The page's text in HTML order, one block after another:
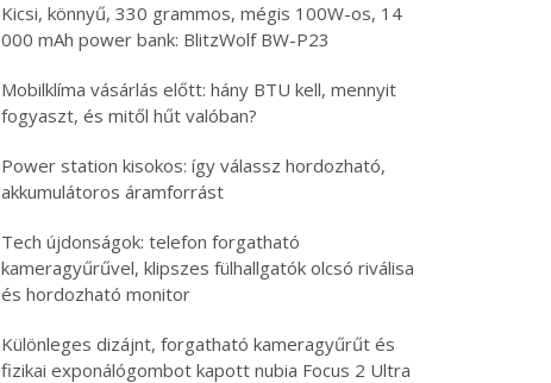
Kicsi, könnyű, 330 grammos, mégis 100W-os, 14
000 mAh power bank: BlitzWolf BW-P23
Mobilklíma vásárlás előtt: hány BTU kell, mennyit
fogyaszt, és mitől hűt valóban?
Power station kisokos: így válassz hordozható,
akkumulátoros áramforrást
Tech újdonságok: telefon forgatható
kameragyűrűvel, klipszes fülhallgatók olcsó riválisa
és hordozható monitor
Különleges dizájnt, forgatható kameragyűrűt és
fizikai exponálógombot kapott nubia Focus 2 Ultra